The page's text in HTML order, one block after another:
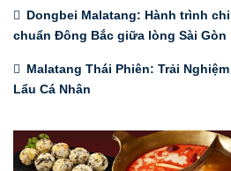
Dongbei Malatang: Hành trình
chuẩn Đông Bắc giữa lòng Sài Gòn
Malatang Thái Phiên: Trải
Lẩu Cá Nhân